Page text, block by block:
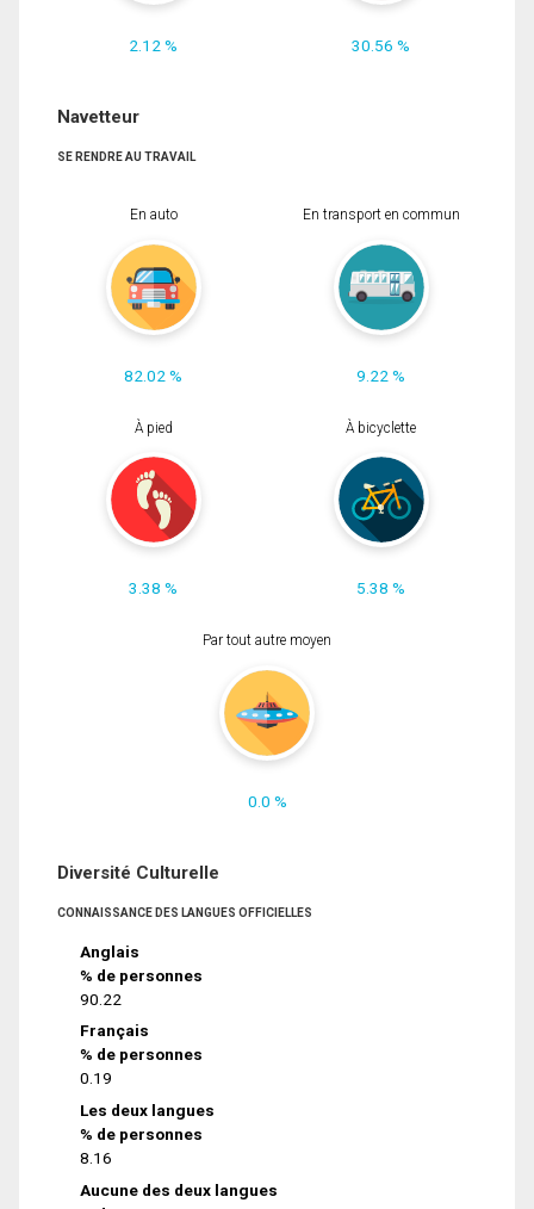
2.12 % 30.56 %
Navetteur
SE RENDRE AU TRAVAIL
En auto
82.02 %
En transport en commun
9.22 %
À pied
3.38 %
À bicyclette
5.38 %
Par tout autre moyen
0.0 %
Diversité Culturelle
CONNAISSANCE DES LANGUES OFFICIELLES
Anglais
% de personnes
90.22
Français
% de personnes
0.19
Les deux langues
% de personnes
8.16
Aucune des deux langues